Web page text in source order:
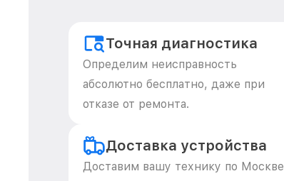
Точная диагностика
Определим неисправность
абсолютно бесплатно, даже при
отказе от ремонта.
Доставка устройства
Доставим вашу технику по Москве